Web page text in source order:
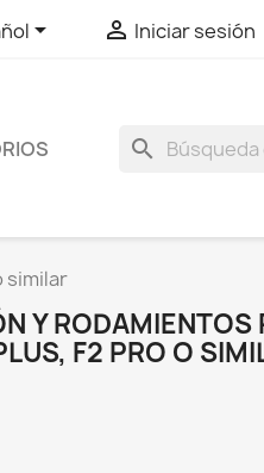
  Iniciar sesión
search
similar
Y RODAMIENTOS
F2 PRO O